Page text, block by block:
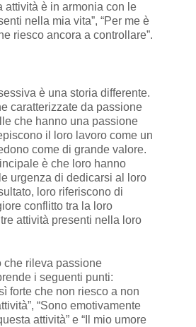
attività è in armonia con le
nella mia vita”, “Per me è
riesco ancora a controllare”.
è una storia differente.
caratterizzate da passione
che hanno una passione
il loro lavoro come un
come di grande valore.
è che loro hanno
urgenza di dedicarsi al loro
loro riferiscono di
conflitto tra la loro
attività presenti nella loro
che rileva passione
i seguenti punti:
forte che non riesco a non
“Sono emotivamente
attività” e “Il mio umore